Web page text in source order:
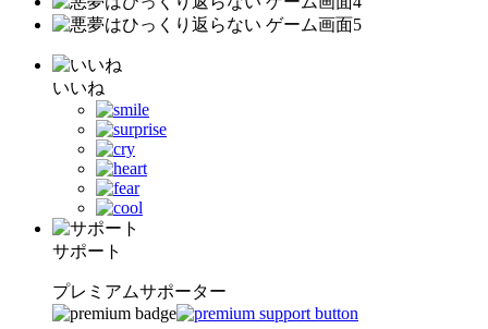
いいね
サポート
プレミアムサポーター